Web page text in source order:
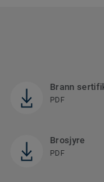
Brann
PDF
Brosjyre
PDF